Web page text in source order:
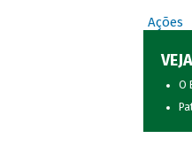
Ações
O